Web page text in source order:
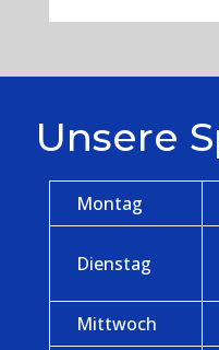
Unsere
Montag
Dienstag
Mittwoch